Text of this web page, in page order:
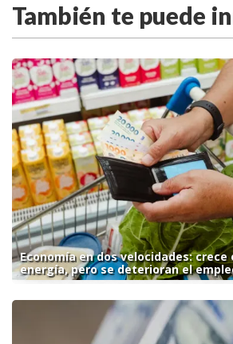
También te puede
Economía en dos velocidades: crece
energía, pero se deterioran el